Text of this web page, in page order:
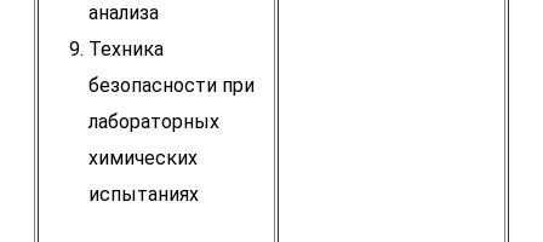
анализа
Техника
безопасности при
лабораторных
химических
испытаниях